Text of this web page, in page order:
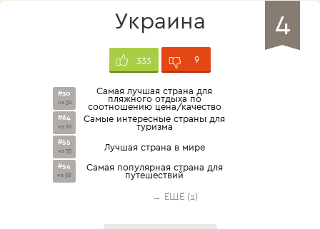
4
Украина
333 9
#30
из 32
Самая лучшая страна для
пляжного отдыха по
соотношению цена/качество
#64
из 66
Самые интересные страны для
туризма
#55
из 55 Лучшая страна в мире
#54
из 58
Самая популярная страна для
путешествий
→ ЕЩЁ (2)